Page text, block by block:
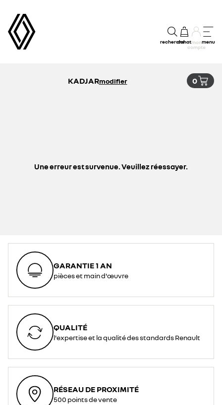
rechercheachatmon
compte
menu
KADJARmodifier 0
Une erreur est survenue. Veuillez réessayer.
GARANTIE 1 AN
pièces et main d'œuvre
QUALITÉ
l'expertise et la qualité des standards Renault
RÉSEAU DE PROXIMITÉ
500 points de vente